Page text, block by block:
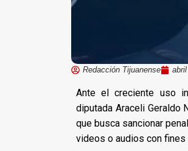
Redacción Tijuanense
Ante el creciente uso
diputada Araceli Geraldo
que busca sancionar
videos o audios con